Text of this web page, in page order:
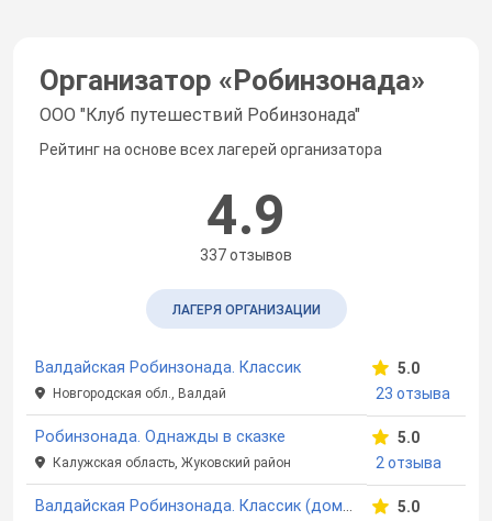
Организатор «Робинзонада»
ООО "Клуб путешествий Робинзонада"
Рейтинг на основе всех лагерей организатора
4.9
337 отзывов
ЛАГЕРЯ ОРГАНИЗАЦИИ
Валдайская Робинзонада. Классик
Новгородская обл., Валдай
5.0
23 отзыва
Робинзонада. Однажды в сказке
Калужская область, Жуковский район
5.0
2 отзыва
Валдайская Робинзонада. Классик (домики)
5.0